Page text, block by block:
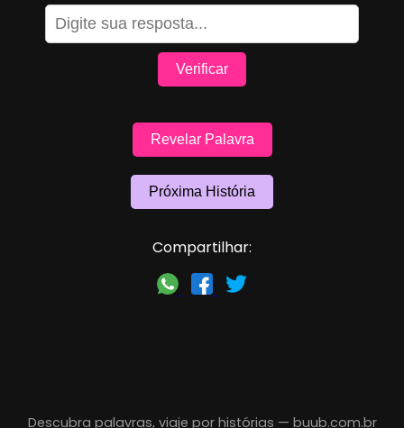
Verificar
Revelar Palavra
Próxima História
Compartilhar:
Descubra palavras, viaje por histórias — buub.com.br